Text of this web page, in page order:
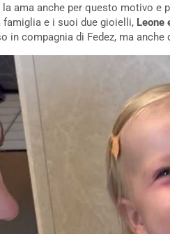
ama anche per questo motivo e
famiglia e i suoi due gioielli, Leone
in compagnia di Fedez, ma anche